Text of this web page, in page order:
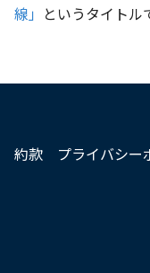
線」 というタイトル
約款 プライバシー